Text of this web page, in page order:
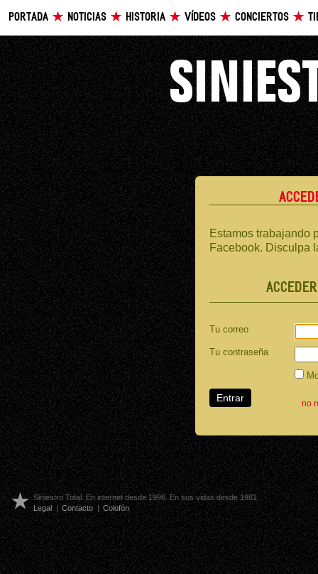
PORTADA NOTICIAS HISTORIA VÍDEOS CONCIERTOS
Estamos trabajando
Facebook. Disculpa
Tu correo
Tu contraseña
no
Siniestro Total. En internet desde 1996. En sus vidas desde 1981.
Legal | Contacto | Colofón